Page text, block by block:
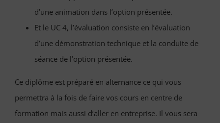
d’une animation dans l’option présentée.
Et le UC 4, l’évaluation consiste en l’évaluation
d’une démonstration technique et la conduite de
séance de l’option présentée.
Ce diplôme est préparé en alternance ce qui vous
permettra à la fois de faire vos cours en centre de
formation mais aussi d’aller en entreprise. Il vous sera